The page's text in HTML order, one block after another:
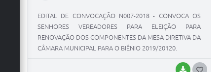
BAIXAR
EDITAL DE CONVOCAÇÃO N007-2018 - CONVOCA OS
SENHORES VEREADORES PARA ELEIÇÃO PARA
RENOVAÇÃO DOS COMPONENTES DA MESA DIRETIVA DA
CÂMARA MUNICIPAL PARA O BIÊNIO 2019/20120.